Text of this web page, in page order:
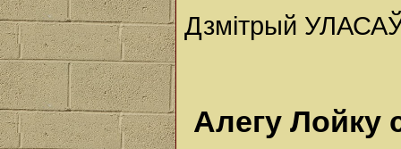
Дзмітрый
Алегу Лойку